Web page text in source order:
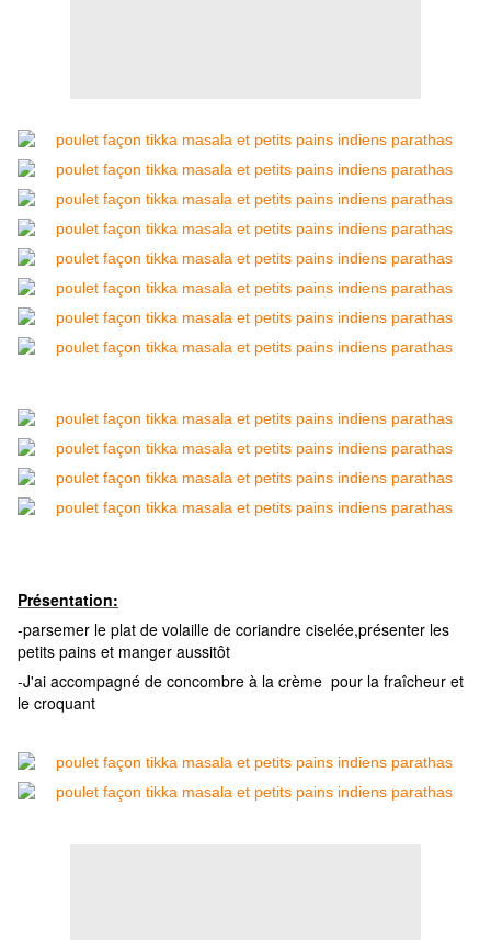
Présentation:
-parsemer le plat de volaille de coriandre ciselée,présenter les
petits pains et manger aussitôt
-J'ai accompagné de concombre à la crème pour la fraîcheur et
le croquant